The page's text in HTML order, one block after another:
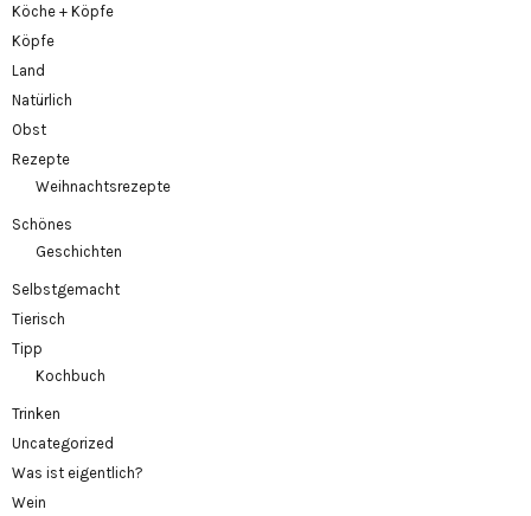
Köche + Köpfe
Köpfe
Land
Natürlich
Obst
Rezepte
Weihnachtsrezepte
Schönes
Geschichten
Selbstgemacht
Tierisch
Tipp
Kochbuch
Trinken
Uncategorized
Was ist eigentlich?
Wein